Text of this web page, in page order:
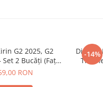
G2 2025, G2
Set 2 Bucăți (Față
RON
-14%
Disc de